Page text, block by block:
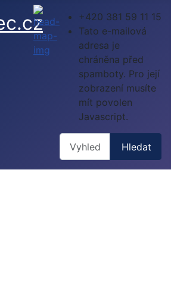
+420 381 59 11 15
Tato e-mailová
adresa je
chráněna před
spamboty. Pro její
zobrazení musíte
mít povolen
Javascript.
Hledat